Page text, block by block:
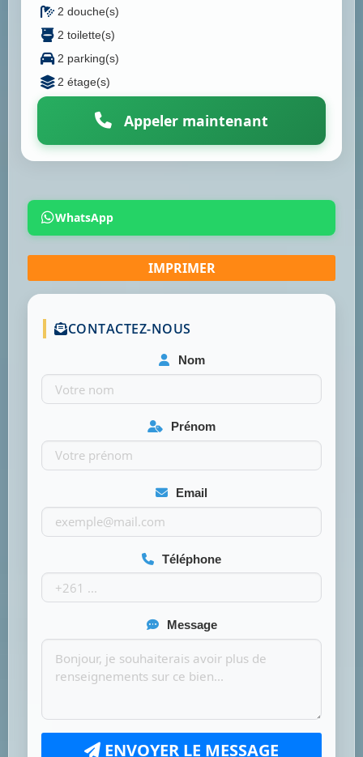
2 douche(s)
2 toilette(s)
2 parking(s)
2 étage(s)
Appeler maintenant
WhatsApp
CONTACTEZ-NOUS
Nom
Prénom
Email
Téléphone
Message
ENVOYER LE MESSAGE